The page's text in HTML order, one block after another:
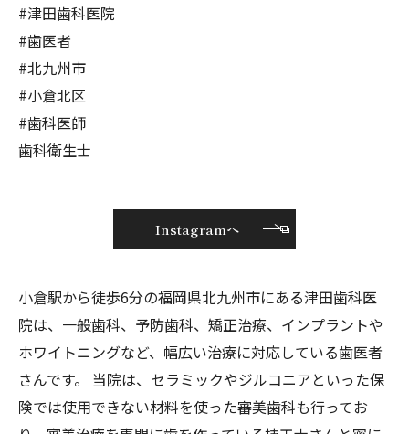
#津田歯科医院
#歯医者
#北九州市
#小倉北区
#歯科医師
歯科衛生士
Instagramへ
小倉駅から徒歩6分の福岡県北九州市にある津田歯科医
院は、一般歯科、予防歯科、矯正治療、インプラントや
ホワイトニングなど、幅広い治療に対応している歯医者
さんです。 当院は、セラミックやジルコニアといった保
険では使用できない材料を使った審美歯科も行ってお